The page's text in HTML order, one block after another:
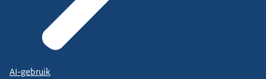
AI-gebruik